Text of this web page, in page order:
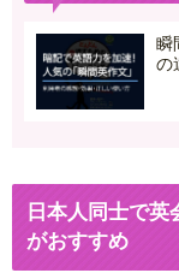
瞬
の
日本人同士で
がおすすめ